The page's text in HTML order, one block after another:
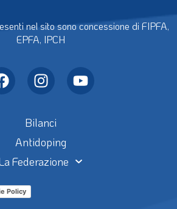
nel sito sono concessione di FIPFA,
EPFA, IPCH
Bilanci
Antidoping
Federazione
Policy